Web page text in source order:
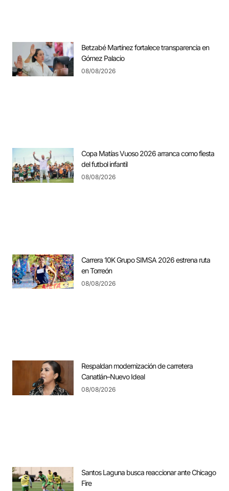
Betzabé Martínez fortalece transparencia en
Gómez Palacio
08/08/2026
Copa Matías Vuoso 2026 arranca como fiesta
del futbol infantil
08/08/2026
Carrera 10K Grupo SIMSA 2026 estrena ruta
en Torreón
08/08/2026
Respaldan modernización de carretera
Canatlán–Nuevo Ideal
08/08/2026
Santos Laguna busca reaccionar ante Chicago
Fire